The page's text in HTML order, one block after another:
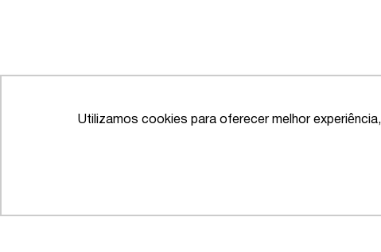
Utilizamos cookies para oferecer melhor